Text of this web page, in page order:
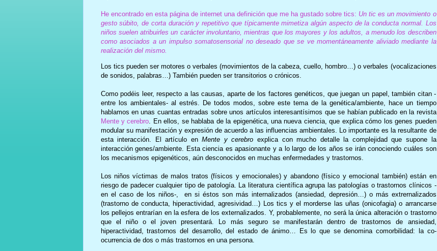
He encontrado en esta página de internet una definición que me ha gustado sobre tics: Un tic es un movimiento o
gesto súbito, de corta duración y repetitivo que típicamente mimetiza algún aspecto de la conducta normal. Los
niños suelen atribuirles un carácter involuntario, mientras que los mayores y los adultos, a menudo los describen
como asociados a un impulso somatosensorial no deseado que se ve momentáneamente aliviado mediante la
realización del mismo.
Los tics pueden ser motores o verbales (movimientos de la cabeza, cuello, hombro…) o verbales (vocalizaciones
de sonidos, palabras…) También pueden ser transitorios o crónicos.
Como podéis leer, respecto a las causas, aparte de los factores genéticos, que juegan un papel, también citan -
entre los ambientales- al estrés. De todos modos, sobre este tema de la genética/ambiente, hace un tiempo
hablamos en unas cuantas entradas sobre unos artículos interesantísimos que se habían publicado en la revista
Mente y cerebro. En ellos, se hablaba de la epigenética, una nueva ciencia, que explica cómo los genes pueden
modular su manifestación y expresión de acuerdo a las influencias ambientales. Lo importante es la resultante de
esta interacción. El artículo enMente y cerebro explica con mucho detalle la complejidad que supone la
interacción genes/ambiente. Esta ciencia es apasionante y a lo largo de los años se irán conociendo cuáles son
los mecanismos epigenéticos, aún desconocidos en muchas enfermedades y trastornos.
Los niños víctimas de malos tratos (físicos y emocionales) y abandono (físico y emocional también) están en
riesgo de padecer cualquier tipo de patología. La literatura científica agrupa las patologías o trastornos clínicos -
en el caso de los niños-, en si éstos son más internalizados (ansiedad, depresión…) o más extrernalizados
(trastorno de conducta, hiperactividad, agresividad…) Los tics y el morderse las uñas (onicofagia) o arrancarse
los pellejos entrarían en la esfera de los externalizados. Y, probablemente, no será la única alteración o trastorno
que el niño o el joven presentará. Lo más seguro se manifestarán dentro de trastornos de ansiedad,
hiperactividad, trastornos del desarrollo, del estado de ánimo… Es lo que se denomina comorbilidad: la co-
ocurrencia de dos o más trastornos en una persona.